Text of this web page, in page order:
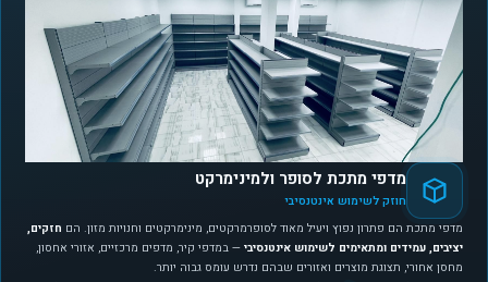
מדפי מתכת לסופר ולמינימרקט
חוזק לשימוש אינטנסיבי
מדפי מתכת הם פתרון נפוץ ויעיל מאוד לסופרמרקטים, מינימרקטים וחנויות מזון. הם חזקים,
יציבים, עמידים ומתאימים לשימוש אינטנסיבי — במדפי קיר, מדפים מרכזיים, אזורי אחסון,
מחסן אחורי, תצוגת מוצרים ואזורים שבהם נדרש עומס גבוה יותר.